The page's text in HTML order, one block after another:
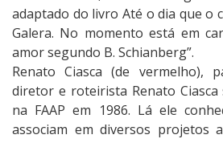
adaptado do livro Até o dia que o
Galera. No momento está em
amor segundo B. Schianberg”.
Renato Ciasca (de vermelho),
diretor e roteirista Renato Ciasca
na FAAP em 1986. Lá ele
associam em diversos projetos